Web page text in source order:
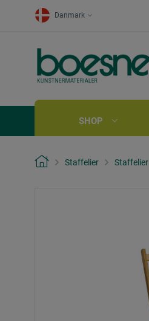
Danmark
SHOP
Staffelier Staffelier